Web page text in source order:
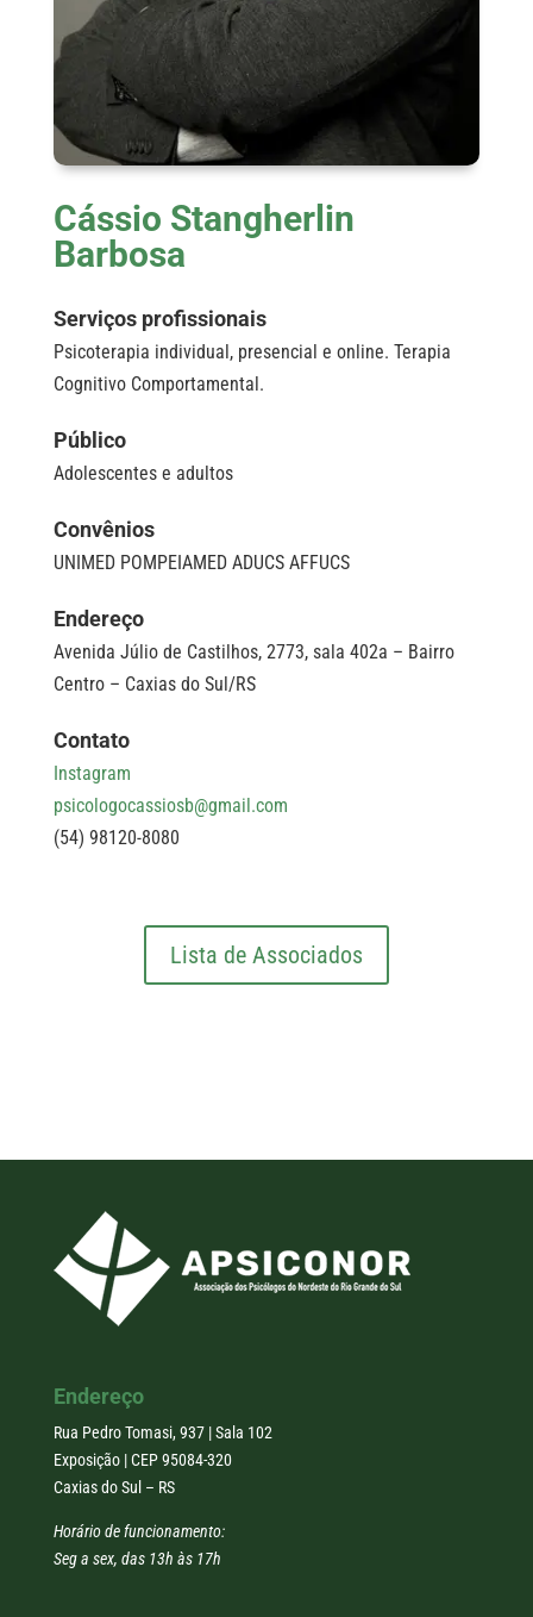
Cássio Stangherlin
Barbosa
Serviços profissionais
Psicoterapia individual, presencial e online. Terapia
Cognitivo Comportamental.
Público
Adolescentes e adultos
Convênios
UNIMED POMPEIAMED ADUCS AFFUCS
Endereço
Avenida Júlio de Castilhos, 2773, sala 402a – Bairro
Centro – Caxias do Sul/RS
Contato
Instagram
psicologocassiosb@gmail.com
(54) 98120-8080
Lista de Associados
Endereço
Rua Pedro Tomasi, 937 | Sala 102
Exposição | CEP 95084-320
Caxias do Sul – RS
Horário de funcionamento:
Seg a sex, das 13h às 17h